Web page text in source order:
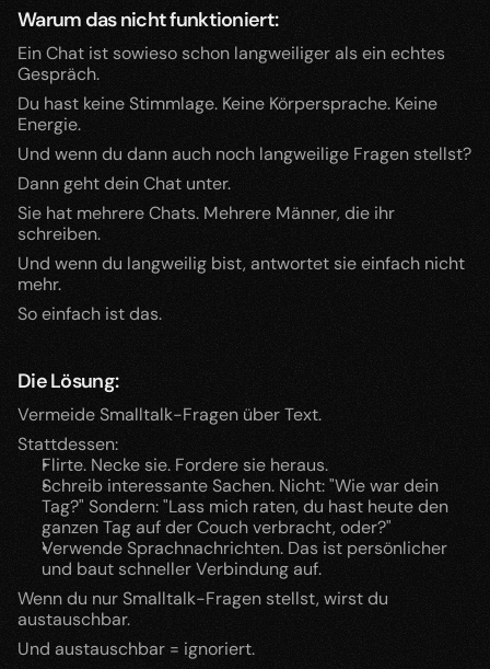
Warum das nicht funktioniert:
Ein Chat ist sowieso schon langweiliger als ein echtes
Gespräch.
Du hast keine Stimmlage. Keine Körpersprache. Keine
Energie.
Und wenn du dann auch noch langweilige Fragen stellst?
Dann geht dein Chat unter.
Sie hat mehrere Chats. Mehrere Männer, die ihr
schreiben.
Und wenn du langweilig bist, antwortet sie einfach nicht
mehr.
So einfach ist das.
Die Lösung:
Vermeide Smalltalk-Fragen über Text.
Stattdessen:
Flirte. Necke sie. Fordere sie heraus.
Schreib interessante Sachen. Nicht: "Wie war dein
Tag?" Sondern: "Lass mich raten, du hast heute den
ganzen Tag auf der Couch verbracht, oder?"
Verwende Sprachnachrichten. Das ist persönlicher
und baut schneller Verbindung auf.
Wenn du nur Smalltalk-Fragen stellst, wirst du
austauschbar.
Und austauschbar = ignoriert.